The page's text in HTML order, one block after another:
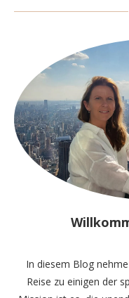
In diesem Blog
Reise zu einigen der